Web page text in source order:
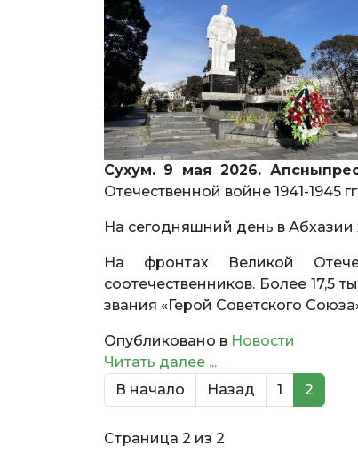
Сухум. 9 мая 2026.
Отечественной войне 1941-1945
На сегодняшний день в
На фронтах Великой
соотечественников. Более 17,5
звания «Герой Советского
Опубликовано в Новости
Читать далее ...
В начало
Назад 1 2
Страница 2 из 2